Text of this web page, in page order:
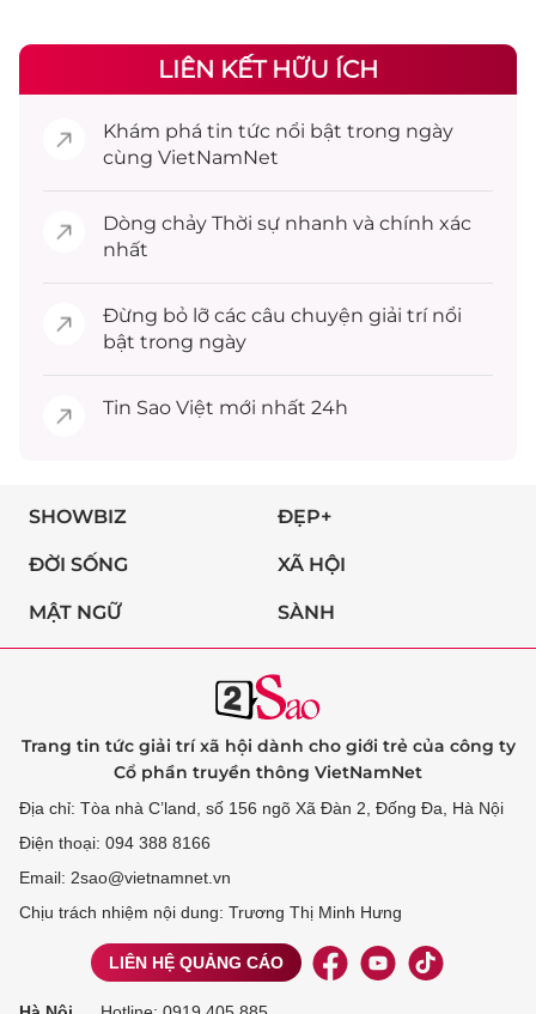
LIÊN KẾT HỮU ÍCH
Khám phá tin tức nổi bật trong ngày
cùng VietNamNet
Dòng chảy Thời sự nhanh và chính xác
nhất
Đừng bỏ lỡ các câu chuyện giải trínổi
bật trong ngày
Tin Sao Việt mới nhất 24h
SHOWBIZ ĐẸP+
ĐỜI SỐNG XÃ HỘI
MẬT NGỮ SÀNH
Trang tin tức giải trí xã hội dành cho giới trẻ của công ty
Cổ phần truyền thông VietNamNet
Địa chỉ: Tòa nhà C’land, số 156 ngõ Xã Đàn 2, Đống Đa, Hà Nội
Điện thoại: 094 388 8166
Email: 2sao@vietnamnet.vn
Chịu trách nhiệm nội dung: Trương Thị Minh Hưng
LIÊN HỆ QUẢNG CÁO